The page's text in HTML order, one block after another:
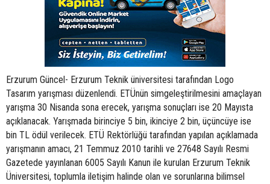
Erzurum Güncel- Erzurum Teknik üniversitesi tarafından Logo
Tasarım yarışması düzenlendi. ETÜnün simgeleştirilmesini amaçlayan
yarışma 30 Nisanda sona erecek, yarışma sonuçları ise 20 Mayısta
açıklanacak. Yarışmada birinciye 5 bin, ikinciye 2 bin, üçüncüye ise
bin TL ödül verilecek. ETÜ Rektörlüğü tarafından yapılan açıklamada
yarışmanın amacı, 21 Temmuz 2010 tarihli ve 27648 Sayılı Resmi
Gazetede yayınlanan 6005 Sayılı Kanun ile kurulan Erzurum Teknik
Üniversitesi, toplumla iletişim halinde olan ve sorunlarına bilimsel